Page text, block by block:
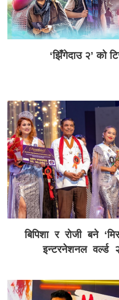
‘झिँगेदाउ २’ को
बिपिशा र रोजी बने
इन्टरनेशनल वर्ल्ड